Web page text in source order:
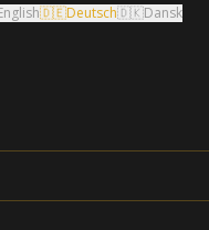
🇩🇪Deutsch🇩🇰Dansk